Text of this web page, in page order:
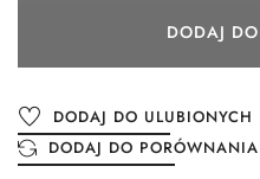
DODAJ
DODAJ DO ULUBIONYCH
DODAJ DO PORÓWNANIA